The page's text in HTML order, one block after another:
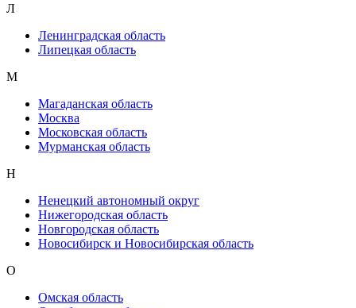
Л
Ленинградская область
Липецкая область
М
Магаданская область
Москва
Московская область
Мурманская область
Н
Ненецкий автономный округ
Нижегородская область
Новгородская область
Новосибирск и Новосибирская область
О
Омская область